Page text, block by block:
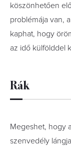
köszönhetően
problémája van,
kaphat, hogy
az idő külfölddel
Rák
Megeshet, hogy
szenvedély